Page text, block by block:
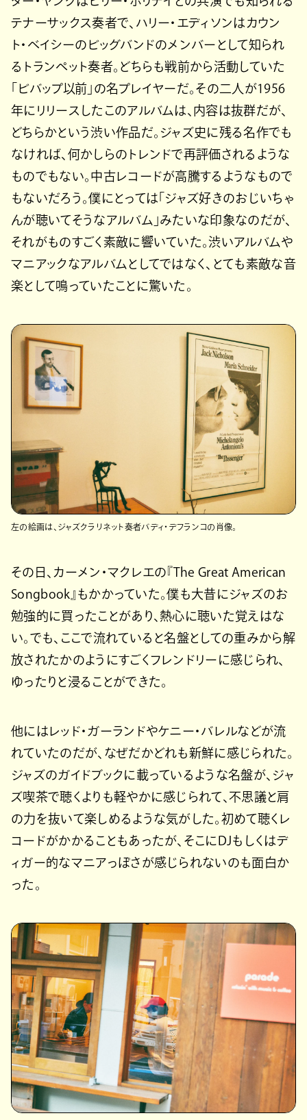
テナーサックス奏者で、ハリー・エディソンはカウン
ト・ベイシーのビッグバンドのメンバーとして知られ
るトランペット奏者。どちらも戦前から活動していた
「ビバップ以前」の名プレイヤーだ。その二人が1956
年にリリースしたこのアルバムは、内容は抜群だが、
どちらかという渋い作品だ。ジャズ史に残る名作でも
なければ、何かしらのトレンドで再評価されるような
ものでもない。中古レコードが高騰するようなもので
もないだろう。僕にとっては「ジャズ好きのおじいちゃ
んが聴いてそうなアルバム」みたいな印象なのだが、
それがものすごく素敵に響いていた。渋いアルバムや
マニアックなアルバムとしてではなく、とても素敵な音
楽として鳴っていたことに驚いた。
左の絵画は、ジャズクラリネット奏者バディ・デフランコの肖像。
その日、カーメン・マクレエの『The Great American
Songbook』もかかっていた。僕も大昔にジャズのお
勉強的に買ったことがあり、熱心に聴いた覚えはな
い。でも、ここで流れていると名盤としての重みから解
放されたかのようにすごくフレンドリーに感じられ、
ゆったりと浸ることができた。
他にはレッド・ガーランドやケニー・バレルなどが流
れていたのだが、なぜだかどれも新鮮に感じられた。
ジャズのガイドブックに載っているような名盤が、ジャ
ズ喫茶で聴くよりも軽やかに感じられて、不思議と肩
の力を抜いて楽しめるような気がした。初めて聴くレ
コードがかかることもあったが、そこにDJもしくはデ
ィガー的なマニアっぽさが感じられないのも面白か
った。